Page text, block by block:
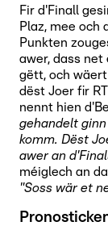
Fir d'Finall
Plaz, mee och
Punkten
awer, dass net
gëtt, och wäert
dëst Joer fir
nennt hien
gehandelt
komm. Dëst
awer an
méiglech an
"Soss wär et